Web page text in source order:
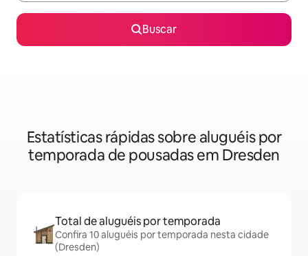
Buscar
Estatísticas rápidas sobre aluguéis por
temporada de pousadas em Dresden
Total de aluguéis por temporada
Confira 10 aluguéis por temporada nesta cidade
(Dresden)